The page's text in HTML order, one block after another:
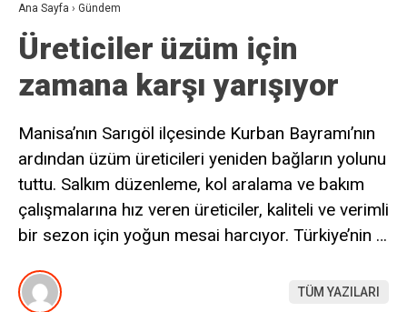
Ana Sayfa › Gündem
Üreticiler üzüm için
zamana karşı yarışıyor
Manisa’nın Sarıgöl ilçesinde Kurban Bayramı’nın
ardından üzüm üreticileri yeniden bağların yolunu
tuttu. Salkım düzenleme, kol aralama ve bakım
çalışmalarına hız veren üreticiler, kaliteli ve verimli
bir sezon için yoğun mesai harcıyor. Türkiye’nin …
TÜM YAZILARI